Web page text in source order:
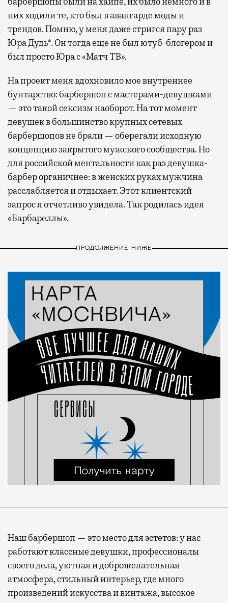
них ходили те, кто был в авангарде моды и
трендов. Помню, у меня даже стригся пару раз
Юра Дудь*. Он тогда еще не был ютуб-блогером и
был просто Юра с «Матч ТВ».
На проект меня вдохновило мое внутреннее
бунтарство: барбершоп с мастерами-девушками
— это такой сексизм наоборот. На тот момент
девушек в большинство крупных сетевых
барбершопов не брали — оберегали исходную
концепцию закрытого мужского сообщества. Но
для российской ментальности как раз девушка-
барбер органичнее: в женских руках мужчина
расслабляется и отдыхает. Этот клиентский
запрос я отчетливо увидела. Так родилась идея
«Барбареллы».
ПРОДОЛЖЕНИЕ НИЖЕ
Наш барбершоп — это место для эстетов: у нас
работают классные девушки, профессионалы
своего дела, уютная и доброжелательная
атмосфера, стильный интерьер, где много
произведений искусства и винтажа, высокое